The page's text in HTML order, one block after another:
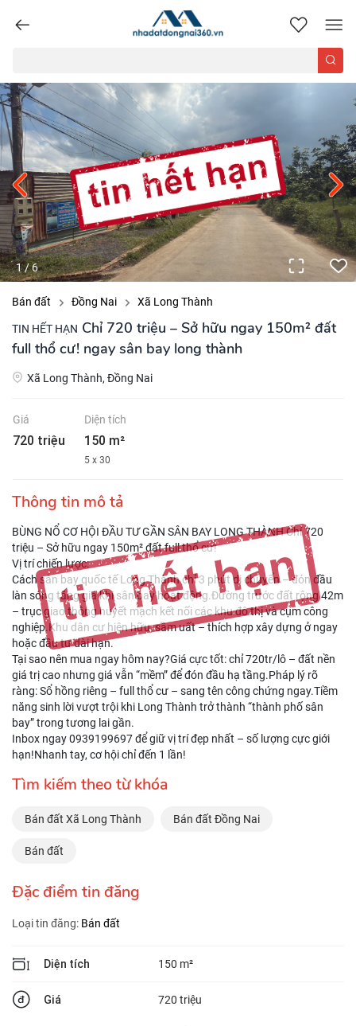
nhadatdongnai360.vn
1/6
Bán đất Đồng Nai Xã Long Thành
TIN HẾT HẠN Chỉ 720 triệu – Sở hữu ngay 150m² đất
full thổ cư! ngay sân bay long thành
Xã Long Thành, Đồng Nai
Giá
720 triệu
Diện tích
150 m²
5 x 30
Thông tin mô tả
BÙNG NỔ CƠ HỘI ĐẦU TƯ GẦN SÂN BAY LONG THÀNH Chỉ 720
triệu – Sở hữu ngay 150m² đất full thổ cư!
Vị trí chiến lược:
Cách sân bay quốc tế Long Thành chỉ 3 phút di chuyển – đón đầu
làn sóng tăng giá khi sân bay hoạt động.Đường trước đất rộng 42m
– trục giao thông huyết mạch kết nối các khu đô thị và cụm công
nghiệp.Khu dân cư hiện hữu, sầm uất – thích hợp xây dựng ở ngay
hoặc đầu tư dài hạn.
Tại sao nên mua ngay hôm nay?Giá cực tốt: chỉ 720tr/lô – đất nền
giá trị cao nhưng giá vẫn “mềm” để đón đầu hạ tầng.Pháp lý rõ
ràng: Sổ hồng riêng – full thổ cư – sang tên công chứng ngay.Tiềm
năng sinh lời vượt trội khi Long Thành trở thành “thành phố sân
bay” trong tương lai gần.
Inbox ngay 0939199697 để giữ vị trí đẹp nhất – số lượng cực giới
hạn!Nhanh tay, cơ hội chỉ đến 1 lần!
Tìm kiếm theo từ khóa
Bán đất Xã Long Thành Bán đất Đồng Nai
Bán đất
Đặc điểm tin đăng
Loại tin đăng: Bán đất
Diện tích 150 m²
Giá 720 triệu